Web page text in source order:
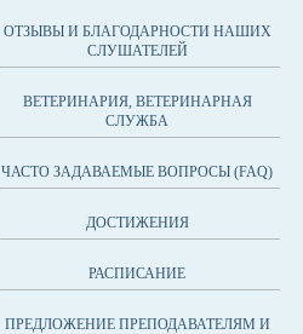
ОТЗЫВЫ И БЛАГОДАРНОСТИ НАШИХ
СЛУШАТЕЛЕЙ
ВЕТЕРИНАРИЯ, ВЕТЕРИНАРНАЯ
СЛУЖБА
ЧАСТО ЗАДАВАЕМЫЕ ВОПРОСЫ (FAQ)
ДОСТИЖЕНИЯ
РАСПИСАНИЕ
ПРЕДЛОЖЕНИЕ ПРЕПОДАВАТЕЛЯМ И